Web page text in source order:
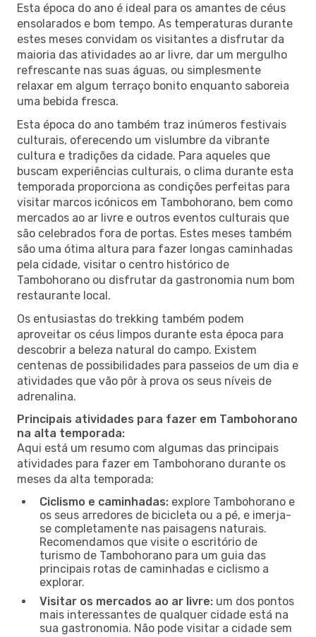
Esta época do ano é ideal para os amantes de céus
ensolarados e bom tempo. As temperaturas durante
estes meses convidam os visitantes a disfrutar da
maioria das atividades ao ar livre, dar um mergulho
refrescante nas suas águas, ou simplesmente
relaxar em algum terraço bonito enquanto saboreia
uma bebida fresca.
Esta época do ano também traz inúmeros festivais
culturais, oferecendo um vislumbre da vibrante
cultura e tradições da cidade. Para aqueles que
buscam experiências culturais, o clima durante esta
temporada proporciona as condições perfeitas para
visitar marcos icónicos em Tambohorano, bem como
mercados ao ar livre e outros eventos culturais que
são celebrados fora de portas. Estes meses também
são uma ótima altura para fazer longas caminhadas
pela cidade, visitar o centro histórico de
Tambohorano ou disfrutar da gastronomia num bom
restaurante local.
Os entusiastas do trekking também podem
aproveitar os céus limpos durante esta época para
descobrir a beleza natural do campo. Existem
centenas de possibilidades para passeios de um dia e
atividades que vão pôr à prova os seus níveis de
adrenalina.
Principais atividades para fazer em Tambohorano
na alta temporada:
Aqui está um resumo com algumas das principais
atividades para fazer em Tambohorano durante os
meses da alta temporada:
Ciclismo e caminhadas: explore Tambohorano e
os seus arredores de bicicleta ou a pé, e imerja-
se completamente nas paisagens naturais.
Recomendamos que visite o escritório de
turismo de Tambohorano para um guia das
principais rotas de caminhadas e ciclismo a
explorar.
Visitar os mercados ao ar livre: um dos pontos
mais interessantes de qualquer cidade está na
sua gastronomia. Não pode visitar a cidade sem